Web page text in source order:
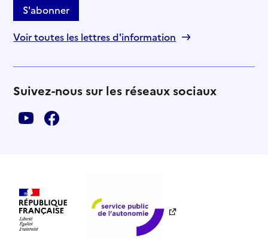
S'abonner
Voir toutes les lettres d'information
Suivez-nous sur les réseaux sociaux